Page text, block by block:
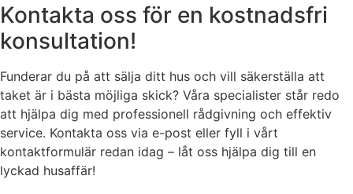
Kontakta oss för en kostnadsfri
konsultation!
Funderar du på att sälja ditt hus och vill säkerställa att
taket är i bästa möjliga skick? Våra specialister står redo
att hjälpa dig med professionell rådgivning och effektiv
service. Kontakta oss via e-post eller fyll i vårt
kontaktformulär redan idag – låt oss hjälpa dig till en
lyckad husaffär!